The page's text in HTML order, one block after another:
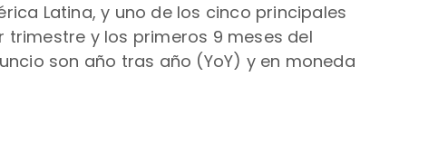
Latina, y uno de los cinco principales
y los primeros 9 meses del
son año tras año (YoY) y en moneda